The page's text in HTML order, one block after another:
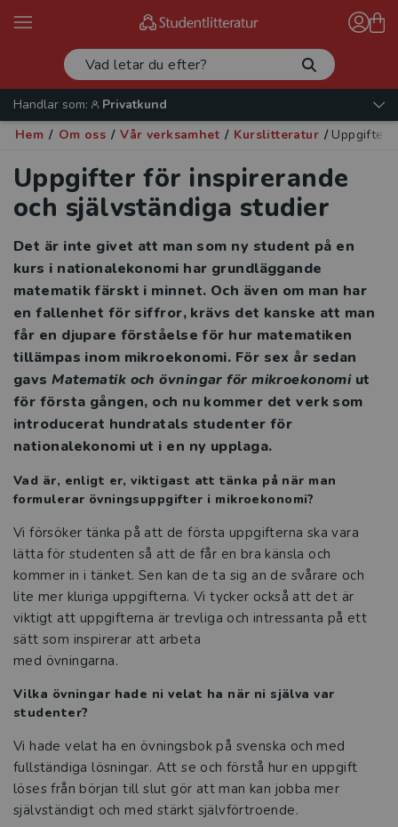
Handlar som:
Privatkund
Hem / Om oss / Vår verksamhet / Kurslitteratur / Uppgifter
Uppgifter för inspirerande
och självständiga studier
Det är inte givet att man som ny student på en
kurs i nationalekonomi har grundläggande
matematik färskt i minnet. Och även om man har
en fallenhet för siffror, krävs det kanske att man
får en djupare förståelse för hur matematiken
tillämpas inom mikroekonomi. För sex år sedan
gavsMatematik och övningar för mikroekonomiut
för första gången, och nu kommer det verk som
introducerat hundratals studenter för
nationalekonomi ut i en ny upplaga.
Vad är, enligt er, viktigast att tänka på när man
formulerar övningsuppgifter i mikroekonomi?
Vi försöker tänka på att de första uppgifterna ska vara
lätta för studenten så att de får en bra känsla och
kommer in i tänket. Sen kan de ta sig an de svårare och
lite mer kluriga uppgifterna. Vi tycker också att det är
viktigt att uppgifterna är trevliga och intressanta på ett
sätt som inspirerar att arbeta
med övningarna.
Vilka övningar hade ni velat ha när ni själva var
studenter?
Vi hade velat ha en övningsbok på svenska och med
fullständiga lösningar. Att se och förstå hur en uppgift
löses från början till slut gör att man kan jobba mer
självständigt och med stärkt självförtroende.